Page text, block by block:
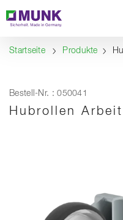
Inhalt
Inhaltsverzeichnis
Navigation
Startseite Produkte
Bestell-Nr. : 050041
Hubrollen